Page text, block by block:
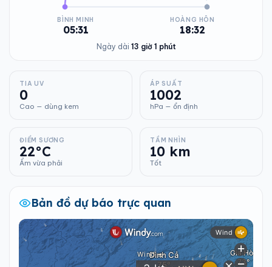
BÌNH MINH
05:31
HOÀNG HÔN
18:32
Ngày dài 13 giờ 1 phút
TIA UV
0
Cao — dùng kem
ÁP SUẤT
1002
hPa — ổn định
ĐIỂM SƯƠNG
22°C
Ẩm vừa phải
TẦM NHÌN
10 km
Tốt
Bản đồ dự báo trực quan